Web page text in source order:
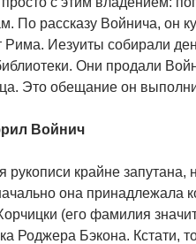
По рассказу Войнича, он
Рима. Иезуиты собирали
Они продали
Это обещание он
Войнич
рукописи крайне
она принадлежала
(его фамилия
Роджера Бэкона. Кстати,